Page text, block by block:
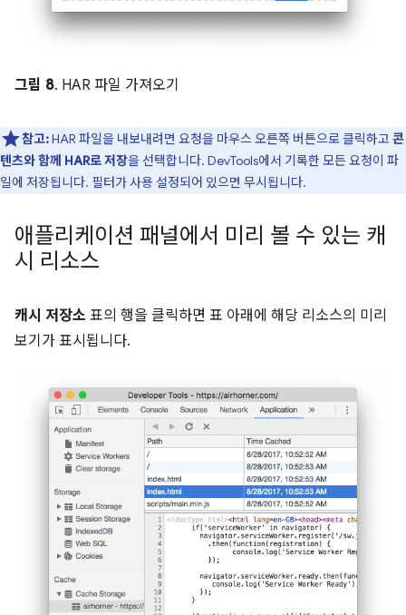
그림 8. HAR 파일 가져오기
참고:HAR 파일을 내보내려면 요청을 마우스 오른쪽 버튼으로 클릭하고 콘
텐츠와 함께 HAR로 저장을 선택합니다. DevTools에서 기록한 모든 요청이 파
일에 저장됩니다. 필터가 사용 설정되어 있으면 무시됩니다.
애플리케이션 패널에서 미리 볼 수 있는 캐
시 리소스
캐시 저장소 표의 행을 클릭하면 표 아래에 해당 리소스의 미리
보기가 표시됩니다.